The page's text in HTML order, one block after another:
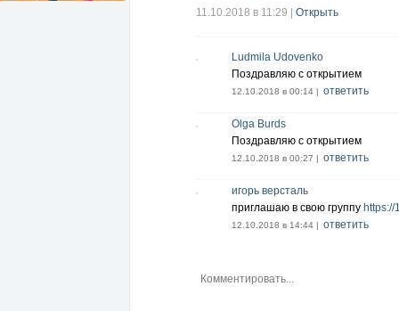
11.10.2018 в 11:29
Открыть
Ludmila Udovenko
Поздравляю с открытием
12.10.2018 в 00:14 | ответить
Olga Burds
Поздравляю с открытием
12.10.2018 в 00:27 | ответить
игорь версталь
приглашаю в свою группу
12.10.2018 в 14:44 | ответить